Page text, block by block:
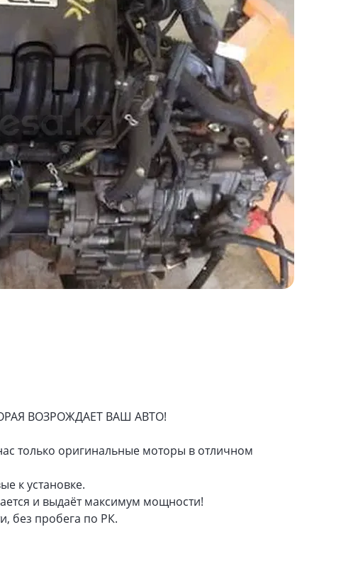
ВОЗРОЖДАЕТ ВАШ АВТО!
только оригинальные моторы в отличном
к установке.
и выдаёт максимум мощности!
без пробега по РК.